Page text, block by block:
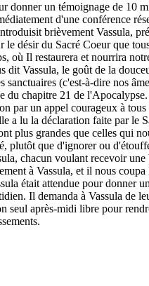
donner un témoignage de 10
d'une conférence
brièvement Vassula,
désir du Sacré Coeur que
Il restaurera et nourrira
Vassula, le goût de la
(c'est-à-dire nos
chapitre 21 de
par un appel courageux à
a lu la déclaration faite par le
plus grandes que celles qui
plutôt que d'ignorer ou
chacun voulant recevoir
à Vassula, et il nous
était attendue pour donner
Il demanda à Vassula de
seul après-midi libre pour